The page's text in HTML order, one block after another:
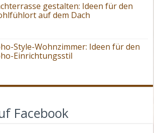
gestalten: Ideen für den
auf dem Dach
Style-Wohnzimmer: Ideen für den
Einrichtungsstil
Facebook